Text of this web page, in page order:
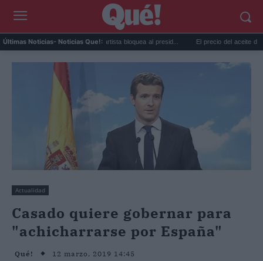
Últimas Noticias- Noticias Que!:
Taylor Swift y Trump: la artista bloquea al presid... El precio del aceite de oliva
Actualidad
Casado quiere gobernar para
"achicharrarse por España"
Qué! 12 marzo, 2019 14:45